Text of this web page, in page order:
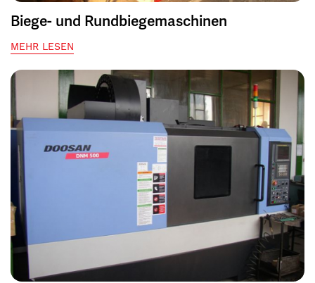
Biege- und Rundbiegemaschinen
MEHR LESEN